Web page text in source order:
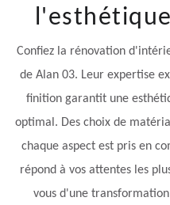
Confiez la rénovation
de Alan 03. Leur expertise
finition garantit une
optimal. Des choix de
chaque aspect est pris en
répond à vos attentes les
vous d'une